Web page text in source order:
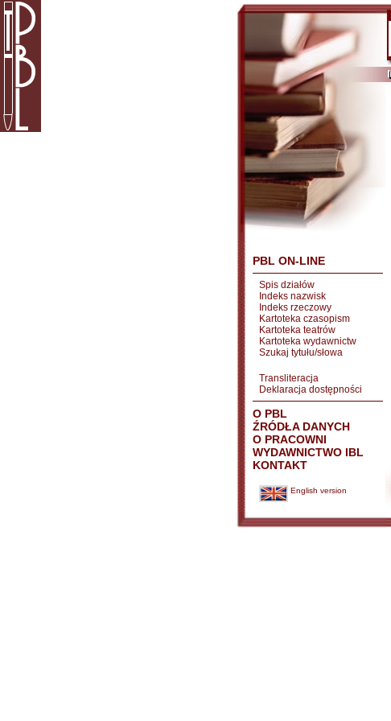
PBL ON-LINE
Spis działów
Indeks nazwisk
Indeks rzeczowy
Kartoteka czasopism
Kartoteka teatrów
Kartoteka wydawnictw
Szukaj tytułu/słowa
Transliteracja
Deklaracja dostępności
O PBL
ŹRÓDŁA DANYCH
O PRACOWNI
WYDAWNICTWO IBL
KONTAKT
English version